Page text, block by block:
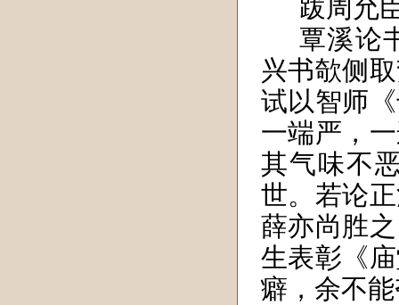
跋周允
覃溪论
兴书欹侧
试以智师
一端严，
其气味不
世。若论
薛亦尚胜
生表彰《
癖，余不